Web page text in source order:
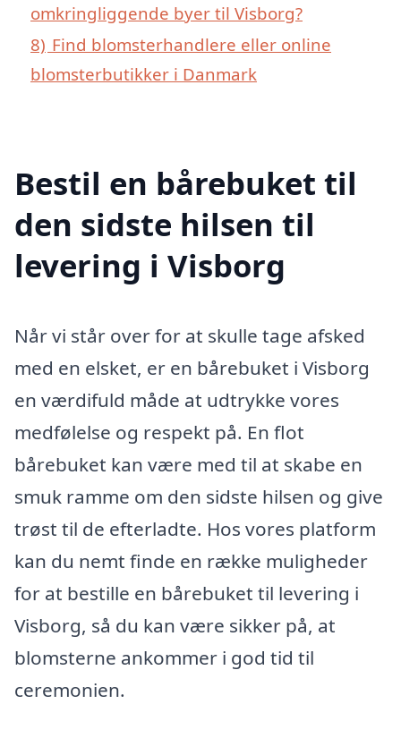
omkringliggende byer til Visborg?
8) Find blomsterhandlere eller online
blomsterbutikker i Danmark
Bestil en bårebuket til
den sidste hilsen til
levering i Visborg
Når vi står over for at skulle tage afsked
med en elsket, er en bårebuket i Visborg
en værdifuld måde at udtrykke vores
medfølelse og respekt på. En flot
bårebuket kan være med til at skabe en
smuk ramme om den sidste hilsen og give
trøst til de efterladte. Hos vores platform
kan du nemt finde en række muligheder
for at bestille en bårebuket til levering i
Visborg, så du kan være sikker på, at
blomsterne ankommer i god tid til
ceremonien.